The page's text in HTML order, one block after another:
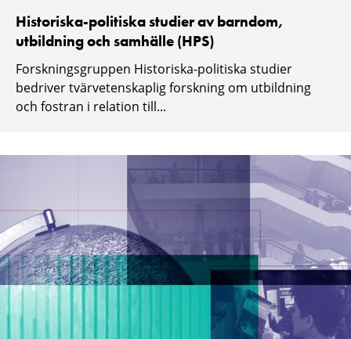
Historiska-politiska studier av barndom,
utbildning och samhälle (HPS)
Forskningsgruppen Historiska-politiska studier
bedriver tvärvetenskaplig forskning om utbildning
och fostran i relation till...